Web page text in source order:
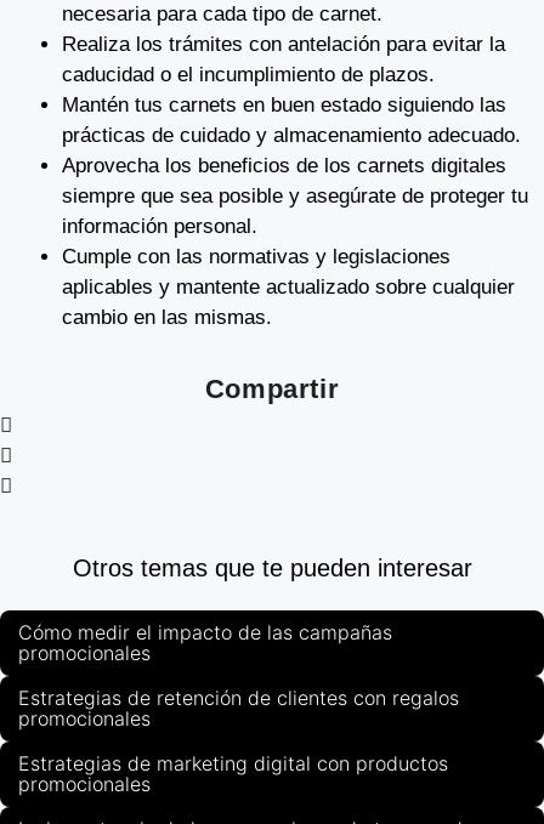
necesaria para cada tipo de carnet.
Realiza los trámites con antelación para evitar la
caducidad o el incumplimiento de plazos.
Mantén tus carnets en buen estado siguiendo las
prácticas de cuidado y almacenamiento adecuado.
Aprovecha los beneficios de los carnets digitales
siempre que sea posible y asegúrate de proteger tu
información personal.
Cumple con las normativas y legislaciones
aplicables y mantente actualizado sobre cualquier
cambio en las mismas.
Compartir
Otros temas que te pueden interesar
Cómo medir el impacto de las campañas
promocionales
Estrategias de retención de clientes con regalos
promocionales
Estrategias de marketing digital con productos
promocionales